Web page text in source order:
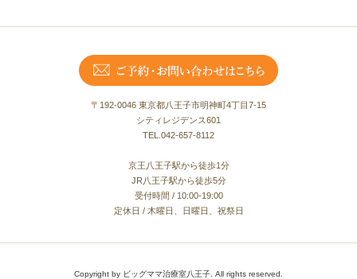
〒192-0046 東京都八王子市明神町4丁目7-15
シティレジデンス601
TEL.042-657-8112
京王八王子駅から徒歩1分
JR八王子駅から徒歩5分
受付時間 / 10:00-19:00
定休日 / 木曜日、日曜日、祝祭日
Copyright by ビッグママ治療室八王子. All rights reserved.